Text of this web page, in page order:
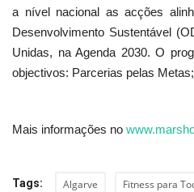
a nível nacional as acções
Desenvolvimento Sustentável
Unidas, na Agenda 2030. O
objectivos: Parcerias pelas
Mais informações no
Tags: Algarve Fitness para